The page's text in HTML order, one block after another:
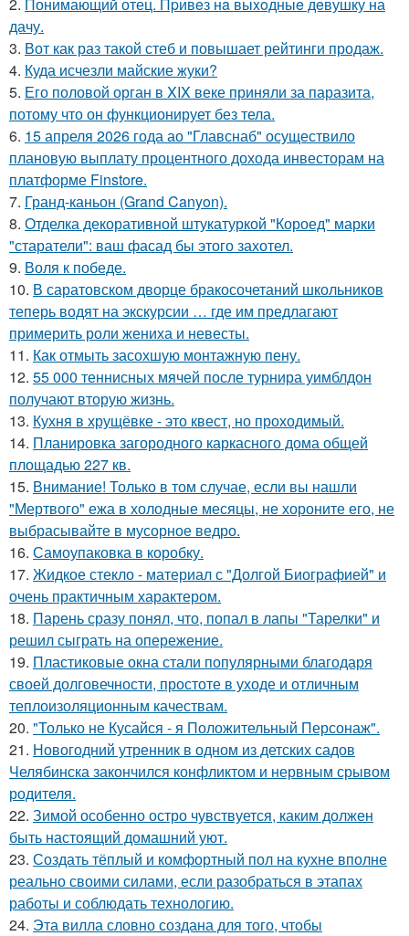
дачу.
3. Вот как раз такой стеб и повышает рейтинги продаж.
4. Куда исчезли майские жуки?
5. Его половой орган в XIX веке приняли за паразита,
потому что он функционирует без тела.
6. 15 апреля 2026 года ао "Главснаб" осуществило
плановую выплату процентного дохода инвесторам на
платформе Finstore.
7. Гранд-каньон (Grand Canyon).
8. Отделка декоративной штукатуркой "Короед" марки
"старатели": ваш фасад бы этого захотел.
9. Воля к победе.
10. В саратовском дворце бракосочетаний школьников
теперь водят на экскурсии … где им предлагают
примерить роли жениха и невесты.
11. Как отмыть засохшую монтажную пену.
12. 55 000 теннисных мячей после турнира уимблдон
получают вторую жизнь.
13. Кухня в хрущёвке - это квест, но проходимый.
14. Планировка загородного каркасного дома общей
площадью 227 кв.
15. Внимание! Только в том случае, если вы нашли
"Мертвого" ежа в холодные месяцы, не хороните его, не
выбрасывайте в мусорное ведро.
16. Самоупаковка в коробку.
17. Жидкое стекло - материал с "Долгой Биографией" и
очень практичным характером.
18. Парень сразу понял, что, попал в лапы "Тарелки" и
решил сыграть на опережение.
19. Пластиковые окна стали популярными благодаря
своей долговечности, простоте в уходе и отличным
теплоизоляционным качествам.
20. "Только не Кусайся - я Положительный Персонаж".
21. Новогодний утренник в одном из детских садов
Челябинска закончился конфликтом и нервным срывом
родителя.
22. Зимой особенно остро чувствуется, каким должен
быть настоящий домашний уют.
23. Создать тёплый и комфортный пол на кухне вполне
реально своими силами, если разобраться в этапах
работы и соблюдать технологию.
24. Эта вилла словно создана для того, чтобы